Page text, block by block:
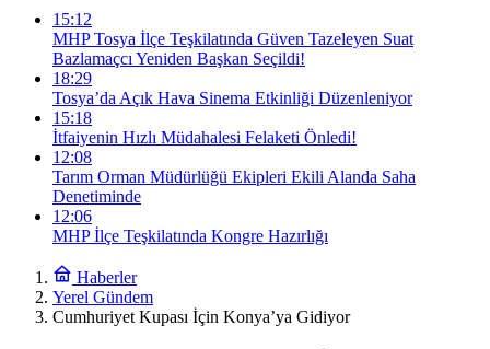
15:12
MHP Tosya İlçe Teşkilatında Güven Tazeleyen Suat
Bazlamaçcı Yeniden Başkan Seçildi!
18:29
Tosya’da Açık Hava Sinema Etkinliği Düzenleniyor
15:18
İtfaiyenin Hızlı Müdahalesi Felaketi Önledi!
12:08
Tarım Orman Müdürlüğü Ekipleri Ekili Alanda Saha
Denetiminde
12:06
MHP İlçe Teşkilatında Kongre Hazırlığı
Haberler
Yerel Gündem
Cumhuriyet Kupası İçin Konya’ya Gidiyor